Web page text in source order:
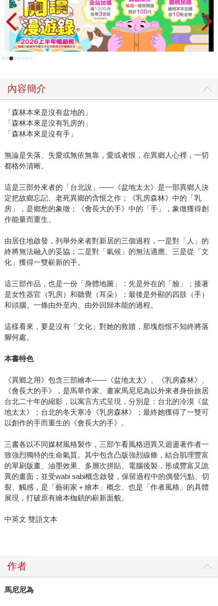
內容簡介
「森林本來是沒有盆地的」
「森林本來是沒有乳房的」
「森林本來是沒有手」
無論是失落、失愛或無依無靠，愛或者恨，在異鄉人心裡，一切
都格外清晰。
這是三部外來者的「台北說」——《盆地太太》是一部異鄉人決
定把故鄉忘記、老死異鄉的含恨之作；《乳房森林》中的「乳
房」，是鄉愁的象徵；《會長大的手》中的「手」，象徵獲得創
作能量而重生。
由居住地啟發，列舉外來者對新居的三個過程，一是對「人」的
終將無法融入的妥協；二是對「氣候」的無法適應、三是從「文
化」獲得一雙嶄新的手。
這三部作品，也是一份「身體地圖」：先是外在的「臉」；接著
是女性器官（乳房）和聽覺（耳朵）；最後是外顯的四肢（手）
和頭腦。一條由外至內、由外回歸本能的過程。
這樣看來，要是沒有「文化」對她的救贖，那塊怨恨不知終將落
腳何處。
本書特色
《異鄉之用》包含三部繪本——《盆地太太》、《乳房森林》、
《會長大的手》，是馬華作家、畫家馬尼尼為以外來者身份旅居
台北二十年的縮影，以寓言方式呈現，分別是：台北的冷漠《盆
地太太》；台北的冬天寒冷《乳房森林》；最終她獲得了一雙可
以創作的手而重生的《會長大的手》。
三書各以不同媒材風格製作，三部乍看風格迵異又迴盪著作者一
致強烈獨特的生命氣質。其中包含凸版強烈線條，結合肌理豐富
的單刷版畫、油墨效果、多層次拼貼、電腦後製，形成豐富又詭
異的畫面；並受wabi sabi概念啟發，保留過程中的偶發污點、切
裂、觸感，是「藝術家＋繪本」概念、也是「作者風格」的具體
展現，打破原有繪本枷鎖的嶄新面貌。
中英文 雙語文本
作者
馬尼尼為